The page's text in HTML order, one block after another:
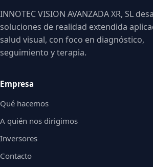
INNOTEC VISION AVANZADA XR, SL
soluciones de realidad extendida
salud visual, con foco en diagnóstico,
seguimiento y terapia.
Empresa
Qué hacemos
A quién nos dirigimos
Inversores
Contacto